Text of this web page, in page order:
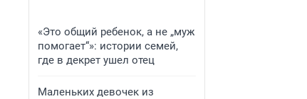
«Это общий ребенок, а не „муж
помогает“»: истории семей,
где в декрет ушел отец
Маленьких девочек из